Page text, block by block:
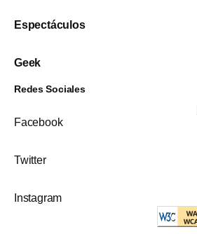
Espectáculos
Geek
Redes Sociales
Facebook
Twitter
Instagram